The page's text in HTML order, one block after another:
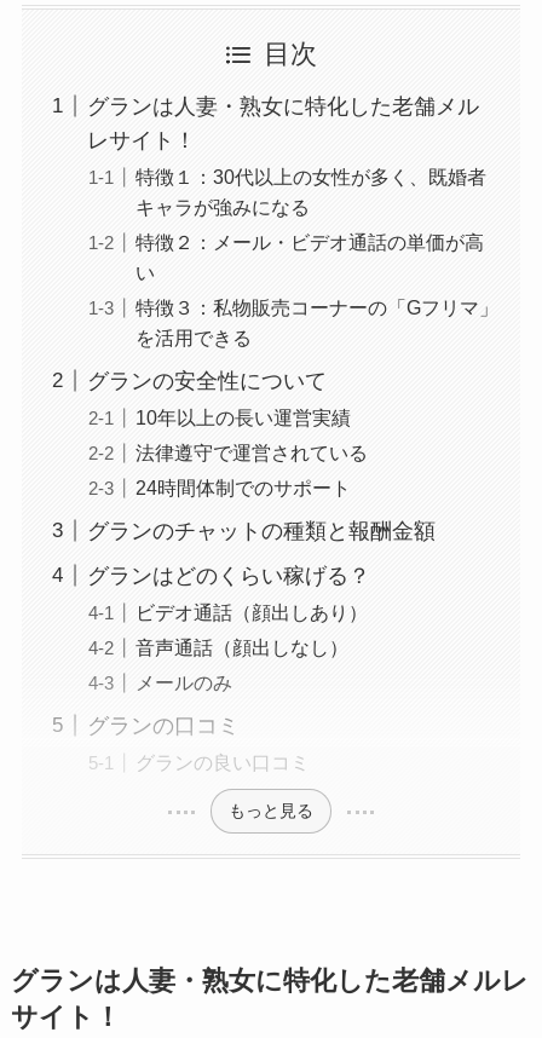
目次
グランは人妻・熟女に特化した老舗メル
レサイト！
特徴１：30代以上の女性が多く、既婚者
キャラが強みになる
特徴２：メール・ビデオ通話の単価が高
い
特徴３：私物販売コーナーの「Gフリマ」
を活用できる
グランの安全性について
10年以上の長い運営実績
法律遵守で運営されている
24時間体制でのサポート
グランのチャットの種類と報酬金額
グランはどのくらい稼げる？
ビデオ通話（顔出しあり）
音声通話（顔出しなし）
メールのみ
グランの口コミ
グランの良い口コミ
もっと見る
グランは人妻・熟女に特化した老舗メルレ
サイト！